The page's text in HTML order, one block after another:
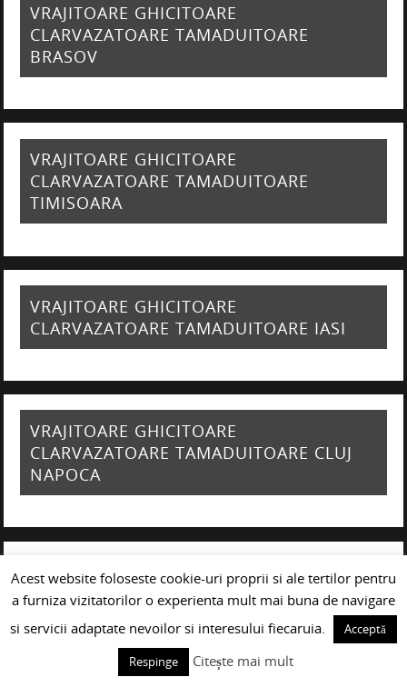
VRAJITOARE GHICITOARE
CLARVAZATOARE TAMADUITOARE
BRASOV
VRAJITOARE GHICITOARE
CLARVAZATOARE TAMADUITOARE
TIMISOARA
VRAJITOARE GHICITOARE
CLARVAZATOARE TAMADUITOARE IASI
VRAJITOARE GHICITOARE
CLARVAZATOARE TAMADUITOARE CLUJ
NAPOCA
VRAJITOARE GHICITOARE
CLARVAZATOARE TAMADUITOARE
GIURGIU
Acest website foloseste cookie-uri proprii si ale tertilor pentru
a furniza vizitatorilor o experienta mult mai buna de navigare
si servicii adaptate nevoilor si interesului fiecaruia.
Acceptă
Respinge
Citește mai mult